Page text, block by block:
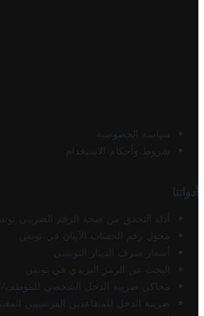
سياسة الخصوصية
شروط وأحكام الاستخدام
أدواتنا
أداة التحقق من صحة الرقم الضريبي
محول رقم الحساب الآيبان في تونس
أسعار صرف الدينار التونسي
البحث عن الرمز البريدي في تونس
محاكي ضريبة الدخل الشخصي للموظف/
ضريبة الدخل للمتقاعدين الفرنسيين